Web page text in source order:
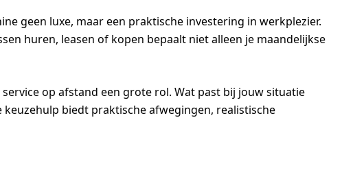
geen luxe, maar een praktische investering in werkplezier.
huren, leasen of kopen bepaalt niet alleen je maandelijkse
op afstand een grote rol. Wat past bij jouw situatie
biedt praktische afwegingen, realistische